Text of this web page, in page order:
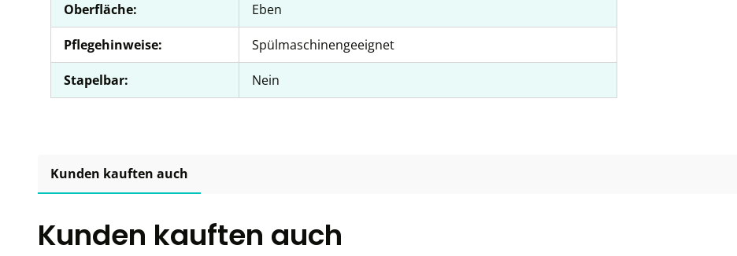
Oberfläche: Eben
Pflegehinweise: Spülmaschinengeeignet
Stapelbar: Nein
Kunden kauften auch
Kunden kauften auch